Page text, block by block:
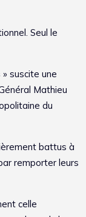
Seul le
suscite une
Mathieu
du
battus à
remporter leurs
celle